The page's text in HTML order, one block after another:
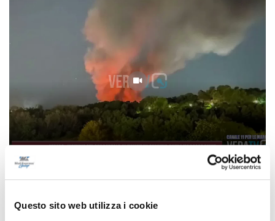
Questo sito web utilizza i cookie
Pesaro - Incendio sul San Bartolo, in fiamme
un capanno: paura, ma bosco salvo